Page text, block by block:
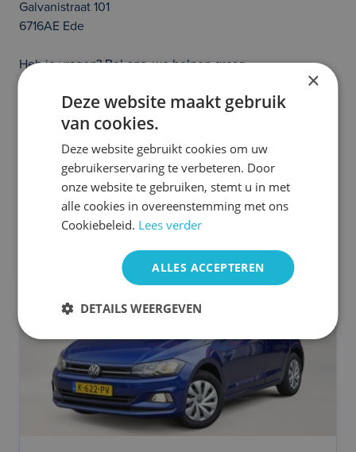
Galvanistraat 101
6716AE Ede
Heb je vragen? Bel ons, we helpen graag
Prijs en/of zetfouten voorbehouden. Controleer zelf of de uitvoering van
auto abonnement kunnen beïnvloeden aanwezig zijn. Heb je hier vragen
over, neem dan even contact met ons op. We helpen je graag!
Meer Volkswagen
occasions
×
Deze website maakt gebruik
van cookies.
Deze website gebruikt cookies om uw
gebruikerservaring te verbeteren. Door
onze website te gebruiken, stemt u in met
alle cookies in overeenstemming met ons
Cookiebeleid. Lees verder
ALLES ACCEPTEREN
DETAILS WEERGEVEN